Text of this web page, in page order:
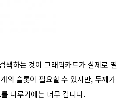
하는 것이 그래픽카드가 실제로 필
의 슬롯이 필요할 수 있지만, 두께가
다루기에는 너무 깁니다.